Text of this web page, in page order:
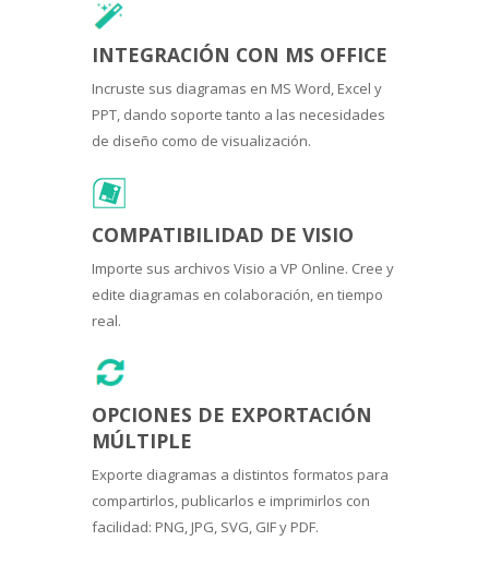
INTEGRACIÓN CON MS OFFICE
Incruste sus diagramas en MS Word, Excel y
PPT, dando soporte tanto a las necesidades
de diseño como de visualización.
COMPATIBILIDAD DE VISIO
Importe sus archivos Visio a VP Online. Cree y
edite diagramas en colaboración, en tiempo
real.
OPCIONES DE EXPORTACIÓN
MÚLTIPLE
Exporte diagramas a distintos formatos para
compartirlos, publicarlos e imprimirlos con
facilidad: PNG, JPG, SVG, GIF y PDF.